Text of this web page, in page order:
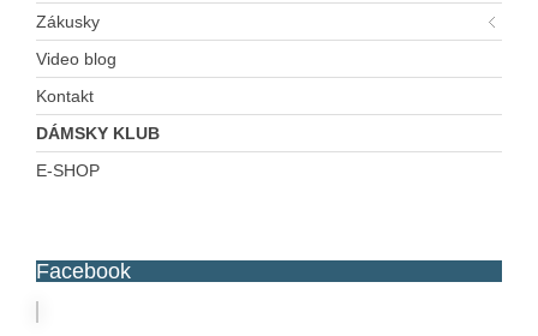
Zákusky
Video blog
Kontakt
DÁMSKY KLUB
E-SHOP
Facebook